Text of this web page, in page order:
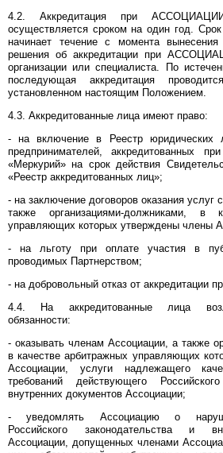
4.2. Аккредитация при
осуществляется сроком на один год. Срок
начинает течение с момента вынесения
решения об аккредитации при
организации или специалиста. По
последующая аккредитация
установленном настоящим Положением.
4.3. Аккредитованные лица имеют право:
- на включение в Реестр юридических
предпринимателей, аккредитованных
«Меркурий» на срок действия
«Реестр аккредитованных лиц»;
- на заключение договоров оказания услуг
также организациями-должниками, в
управляющих которых утверждены члены
- на льготу при оплате участия в
проводимых Партнерством;
- на добровольный отказ от аккредитации
4.4. На аккредитованные лица
обязанности:
- оказывать членам Ассоциации, а также
в качестве арбитражных управляющих
Ассоциации, услуги надлежащего
требований действующего
внутренних документов Ассоциации;
- уведомлять Ассоциацию о
Российского законодательства и
Ассоциации, допущенных членами